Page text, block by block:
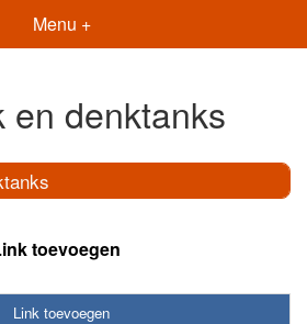
Menu +
en denktanks
toevoegen
Link toevoegen